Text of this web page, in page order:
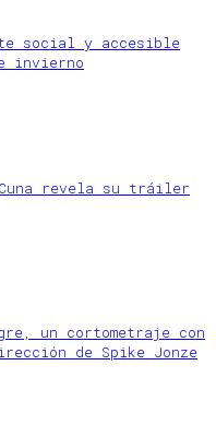
social y accesible
invierno
Cuna revela su tráiler
un cortometraje con
de Spike Jonze